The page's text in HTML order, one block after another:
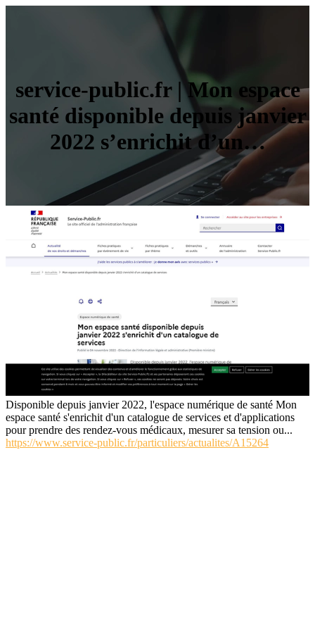
service-public.fr | Mon espace
santé disponible depuis janvier
2022 s’enrichit d’un…
Disponible depuis janvier 2022, l'espace numérique de santé Mon
espace santé s'enrichit d'un catalogue de services et d'applications
pour prendre des rendez-vous médicaux, mesurer sa tension ou...
https://www.service-public.fr/particuliers/actualites/A15264